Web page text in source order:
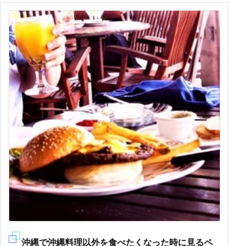
沖縄で沖縄料理以外を食べたくなった時に見るペ